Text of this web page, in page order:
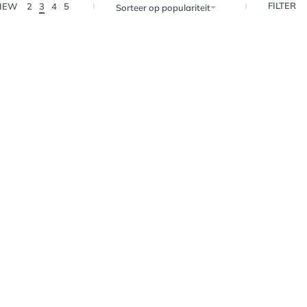
2 3 4 5 Sorteer op populariteit FILTER